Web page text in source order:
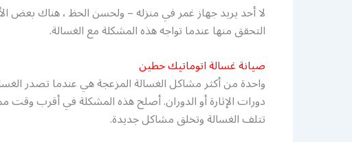
لا أحد يريد جهاز غمر في منزله – ولحسن الحظ ، هناك بعض
التحقق منها عندما تواجه هذه المشكلة مع الغسالة.
صيانة غسالة اتوماتيك حطين
واحدة من أكثر مشاكل الغسالة المزعجة هي عندما تصدر
دورات الإثارة أو الدوران. أصلح هذه المشكلة في أقرب
تتلف الغسالة وتخلق مشاكل جديدة.